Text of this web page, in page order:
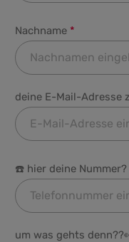
Nachname *
deine E-Mail-Adresse
☎️ hier deine Nummer?
um was gehts